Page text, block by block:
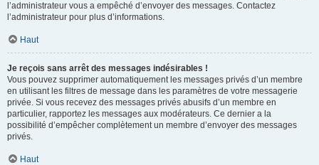
l’administrateur vous a empêché d’envoyer des messages. Contactez
l’administrateur pour plus d’informations.
Haut
Je reçois sans arrêt des messages indésirables !
Vous pouvez supprimer automatiquement les messages privés d’un membre
en utilisant les filtres de message dans les paramètres de votre messagerie
privée. Si vous recevez des messages privés abusifs d’un membre en
particulier, rapportez les messages aux modérateurs. Ce dernier a la
possibilité d’empêcher complètement un membre d’envoyer des messages
privés.
Haut